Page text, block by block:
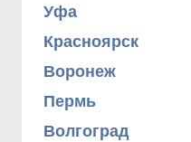
Уфа
Красноярск
Воронеж
Пермь
Волгоград